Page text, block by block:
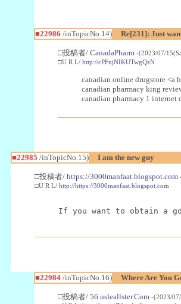
■22986 /inTopicNo.14) Re[231]: Just
□投稿者/ CanadaPharm -(2023/07/
□U R L/ http://cPFnjNIKUTwgQzN
canadian online drugstore <a
canadian pharmacy king
canadian pharmacy 1 internet
■22985 /inTopicNo.15) I am the new guy
□投稿者/ https://3000manfaat.blogspot.com
□U R L/ http://https://3000manfaat.blogspot.com
If you want to obtain a
■22984/inTopicNo.16) Where Are You
□投稿者/ 56.usleallster.Com -(2023/